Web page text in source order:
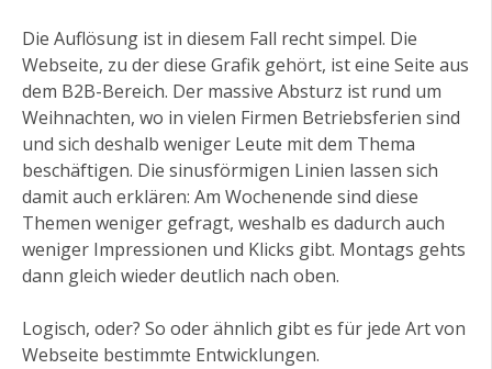
Die Auflösung ist in diesem Fall recht simpel. Die
Webseite, zu der diese Grafik gehört, ist eine Seite aus
dem B2B-Bereich. Der massive Absturz ist rund um
Weihnachten, wo in vielen Firmen Betriebsferien sind
und sich deshalb weniger Leute mit dem Thema
beschäftigen. Die sinusförmigen Linien lassen sich
damit auch erklären: Am Wochenende sind diese
Themen weniger gefragt, weshalb es dadurch auch
weniger Impressionen und Klicks gibt. Montags gehts
dann gleich wieder deutlich nach oben.
Logisch, oder? So oder ähnlich gibt es für jede Art von
Webseite bestimmte Entwicklungen.